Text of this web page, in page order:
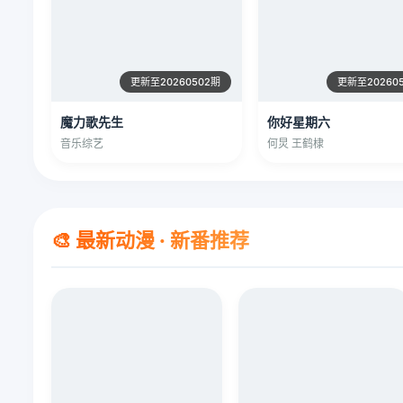
更新至20260502期
魔力歌先生
音乐综艺
更新至
你好星期六
何炅 王鹤棣
🎨 最新动漫 · 新番推荐